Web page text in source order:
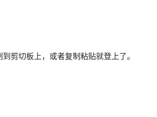
剪切板上，或者复制粘贴就登上了。